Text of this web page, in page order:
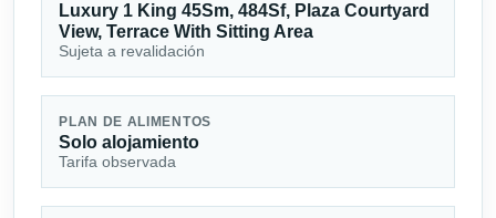
Luxury 1 King 45Sm, 484Sf, Plaza Courtyard
View, Terrace With Sitting Area
Sujeta a revalidación
PLAN DE ALIMENTOS
Solo alojamiento
Tarifa observada